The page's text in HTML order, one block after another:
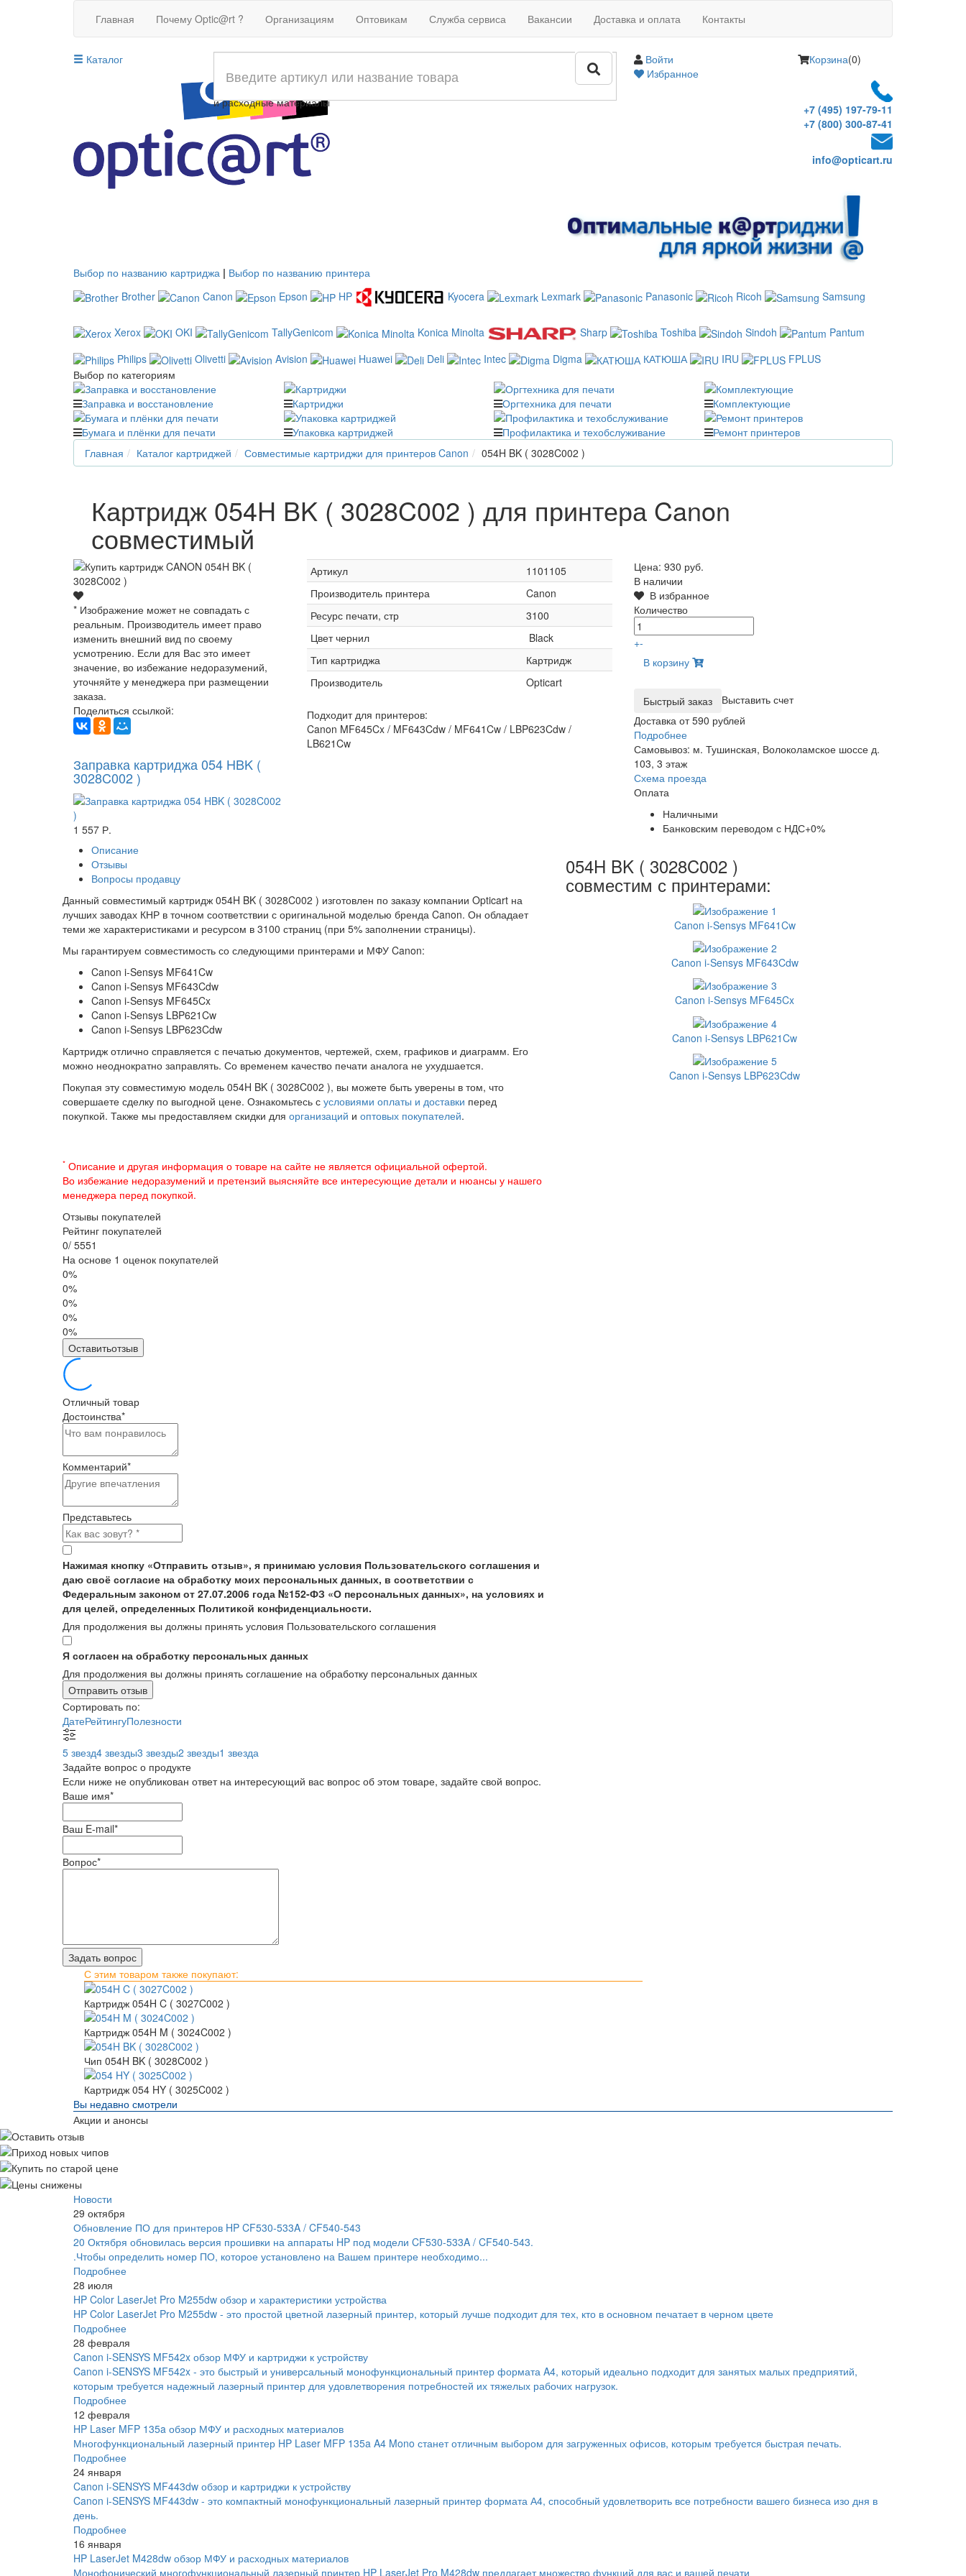
Главная Почему Optic@rt ? Организациям Оптовикам Служба сервиса Вакансии Доставка и оплата Контакты
Каталог
Войти
Избранное
Корзина(0)
Совместимые картриджи
и расходные материалы
+7 (495) 197-79-11
+7 (800) 300-87-41
info@opticart.ru
Выбор по названию картриджа | Выбор по названию принтера
Brother
Canon Epson HP Kyocera Lexmark Panasonic Ricoh Samsung
Xerox OKI TallyGenicom Konica Minolta Sharp Toshiba Sindoh
Pantum
Philips
Olivetti Avision Huawei Deli Intec Digma КАТЮША IRU
FPLUS
Выбор по категориям
Заправка и восстановление
Картриджи Оргтехника для печати
Комплектующие
Бумага и плёнки для печати
Упаковка картриджей Профилактика и техобслуживание
Ремонт принтеров
Главная
Каталог картриджей Совместимые картриджи для принтеров Canon 054H BK ( 3028C002 )
Картридж 054H BK ( 3028C002 ) для принтера Canon
совместимый
* Изображение может не совпадать с
реальным. Производитель имеет право
изменить внешний вид по своему
усмотрению. Если для Вас это имеет
значение, во избежание недоразумений,
уточняйте у менеджера при размещении
заказа.
Поделиться ссылкой:
Артикул
1101105
Производитель принтера
Canon
Ресурс печати, стр
3100
Цвет чернил
Black
Тип картриджа
Картридж
Производитель
Opticart
Подходит для принтеров:
Canon MF645Cx / MF643Cdw / MF641Cw / LBP623Cdw /
LB621Cw
Заправка картриджа 054 HBK (
3028C002 )
1 557 Р.
Цена: 930 руб.
В наличии
В избранное
Количество
+-
В корзину
Выставить счет
Доставка от 590 рублей
Подробнее
Самовывоз: м. Тушинская, Волоколамское шоссе д.
103, 3 этаж
Схема проезда
Оплата
Наличными
Банковским переводом с НДС+0%
Описание
Отзывы
Вопросы продавцу
Данный совместимый картридж 054H BK ( 3028C002 ) изготовлен по заказу компании Opticart на
лучших заводах КНР в точном соответствии с оригинальной моделью бренда Canon. Он обладает
теми же характеристиками и ресурсом в 3100 страниц (при 5% заполнении страницы).
Мы гарантируем совместимость со следующими принтерами и МФУ Canon:
Canon i-Sensys MF641Cw
Canon i-Sensys MF643Cdw
Canon i-Sensys MF645Cx
Canon i-Sensys LBP621Cw
Canon i-Sensys LBP623Cdw
Картридж отлично справляется с печатью документов, чертежей, схем, графиков и диаграмм. Его
можно неоднократно заправлять. Со временем качество печати аналога не ухудшается.
Покупая эту совместимую модель 054H BK ( 3028C002 ), вы можете быть уверены в том, что
совершаете сделку по выгодной цене. Ознакомьтесь с условиями оплаты и доставки перед
покупкой. Также мы предоставляем скидки для организаций и оптовых покупателей.
* Описание и другая информация о товаре на сайте не является официальной офертой.
Во избежание недоразумений и претензий выясняйте все интересующие детали и нюансы у нашего
менеджера перед покупкой.
Отзывы покупателей
Рейтинг покупателей
0/ 5551
На основе 1 оценок покупателей
0%
0%
0%
0%
0%
Оставитьотзыв
Отличный товар
Достоинства*
Комментарий*
Представьтесь
Нажимая кнопку «Отправить отзыв», я принимаю условия Пользовательского соглашения и
даю своё согласие на обработку моих персональных данных, в соответствии с
Федеральным законом от 27.07.2006 года №152-ФЗ «О персональных данных», на условиях и
для целей, определенных Политикой конфиденциальности.
Для продолжения вы должны принять условия Пользовательского соглашения
Я согласен на обработку персональных данных
Для продолжения вы должны принять соглашение на обработку персональных данных
Отправить отзыв
Сортировать по:
ДатеРейтингуПолезности
5 звезд4 звезды3 звезды2 звезды1 звезда
Задайте вопрос о продукте
Если ниже не опубликован ответ на интересующий вас вопрос об этом товаре, задайте свой вопрос.
Ваше имя*
Ваш E-mail*
Вопрос*
054H BK ( 3028C002 )
совместим с принтерами:
Canon i-Sensys MF641Cw
Canon i-Sensys MF643Cdw
Canon i-Sensys MF645Cx
Canon i-Sensys LBP621Cw
Canon i-Sensys LBP623Cdw
С этим товаром также покупают:
Картридж 054H C ( 3027C002 )
Картридж 054H M ( 3024C002 )
Чип 054H BK ( 3028C002 )
Картридж 054 HY ( 3025C002 )
Вы недавно смотрели
Акции и анонсы
Новости
29 октября
Обновление ПО для принтеров HP CF530-533A / CF540-543
20 Октября обновилась версия прошивки на аппараты HP под модели CF530-533A / CF540-543.
.Чтобы определить номер ПО, которое установлено на Вашем принтере необходимо...
Подробнее
28 июля
HP Color LaserJet Pro M255dw обзор и характеристики устройства
HP Color LaserJet Pro M255dw - это простой цветной лазерный принтер, который лучше подходит для тех, кто в основном печатает в черном цвете
Подробнее
28 февраля
Canon i-SENSYS MF542x обзор МФУ и картриджи к устройству
Canon i-SENSYS MF542x - это быстрый и универсальный монофункциональный принтер формата A4, который идеально подходит для занятых малых предприятий,
которым требуется надежный лазерный принтер для удовлетворения потребностей их тяжелых рабочих нагрузок.
Подробнее
12 февраля
HP Laser MFP 135a обзор МФУ и расходных материалов
Многофункциональный лазерный принтер HP Laser MFP 135a A4 Mono станет отличным выбором для загруженных офисов, которым требуется быстрая печать.
Подробнее
24 января
Canon i-SENSYS MF443dw обзор и картриджи к устройству
Canon i-SENSYS MF443dw - это компактный монофункциональный лазерный принтер формата А4, способный удовлетворить все потребности вашего бизнеса изо дня в
день.
Подробнее
16 января
HP LaserJet M428dw обзор МФУ и расходных материалов
Монофонический многофункциональный лазерный принтер HP LaserJet Pro M428dw предлагает множество функций для вас и вашей печати